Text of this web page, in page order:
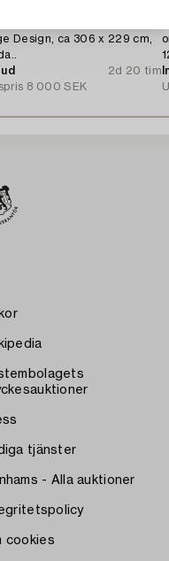
Design, ca 306 x 229 cm,
2d 20 tim
8 000 SEK
tjänster
- Alla auktioner
cookies